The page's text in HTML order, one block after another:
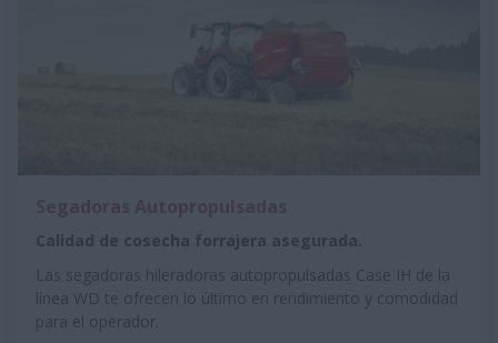
Calidad de cosecha forrajera asegurada.
Las segadoras hileradoras autopropulsadas Case IH de la
línea WD te ofrecen lo último en rendimiento y comodidad
para el operador.